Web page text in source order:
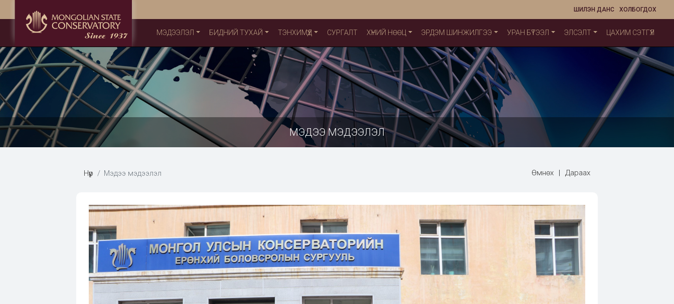
ХОЛБОГДОХ
ШИЛЭН ДАНС
МЭДЭЭЛЭЛ БИДНИЙ ТУХАЙ ТЭНХИМҮҮД СУРГАЛТ ХҮНИЙ НӨӨЦ ЭРДЭМ ШИНЖИЛГЭЭ УРАН БҮТЭЭЛ ЭЛСЭЛТ ЦАХИМ СЭТГҮҮЛ
МЭДЭЭ МЭДЭЭЛЭЛ
Нүүр Мэдээ мэдээлэл Өмнөх | Дараах